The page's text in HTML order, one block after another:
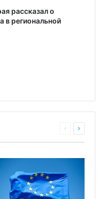
рассказал о
в региональной